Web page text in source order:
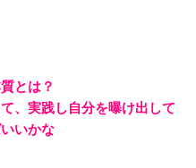
とは？
、実践し自分を曝け出して
いかな